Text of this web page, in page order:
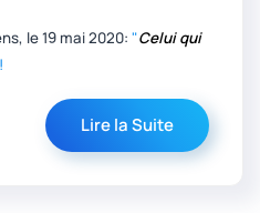
le 19 mai 2020: "Celui qui
Lire la Suite